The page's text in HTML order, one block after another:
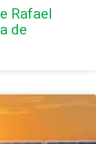
Rafael
de